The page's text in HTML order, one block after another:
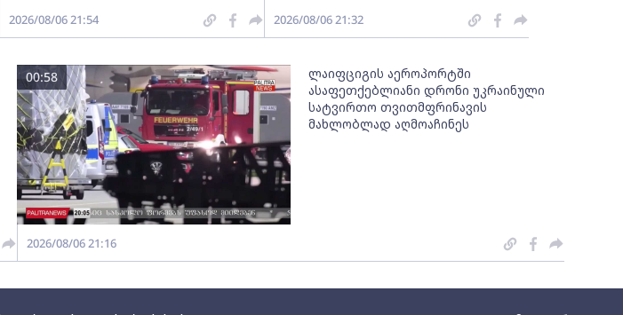
2026/08/06 21:54 2026/08/06 21:32
ლაიფციგის აეროპორტში
ასაფეთქებლიანი დრონი უკრაინული
სატვირთო თვითმფრინავის
მახლობლად აღმოაჩინეს
00:58
2026/08/06 21:16